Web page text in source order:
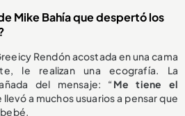
Mike Bahía que despertó los
Rendón acostada en una cama
le realizan una ecografía. La
del mensaje: “ Me tiene el
llevó a muchos usuarios a pensar que